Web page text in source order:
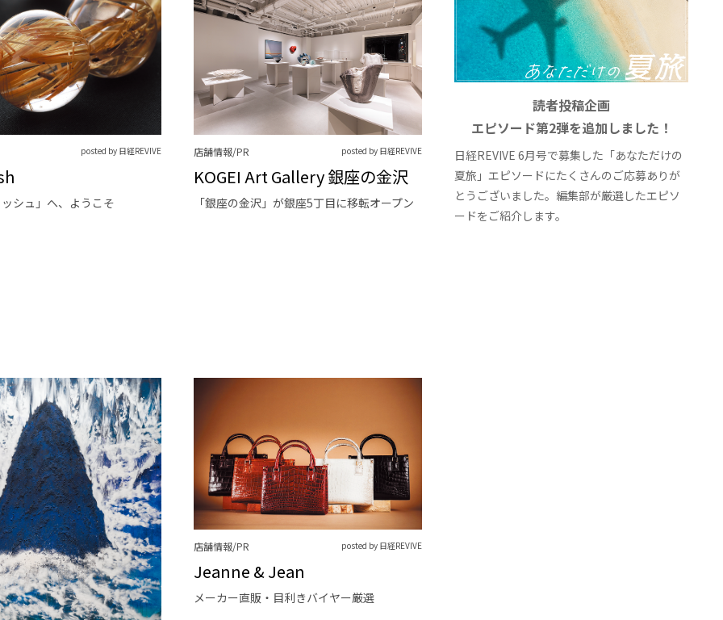
posted by 日経REVIVE
シュ」へ、ようこそ
店舗情報/PR posted by 日経REVIVE
KOGEI Art Gallery 銀座の金沢
「銀座の金沢」が銀座5丁目に移転オープン
店舗情報/PR posted by 日経REVIVE
Jeanne & Jean
メーカー直販・目利きバイヤー厳選
読者投稿企画
エピソード第2弾を追加しました！
日経REVIVE 6月号で募集した「あなただけの
夏旅」エピソードにたくさんのご応募ありが
とうございました。編集部が厳選したエピソ
ードをご紹介します。